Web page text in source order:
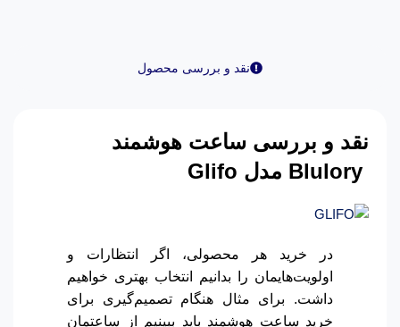
نقد و بررسی محصول
نقد و بررسی ساعت هوشمند
مدل Glifo
در خرید هر محصولی، اگر انتظارات و
اولویت‌هایمان را بدانیم انتخاب بهتری خواهیم
داشت. برای مثال هنگام تصمیم‌گیری برای
خرید ساعت هوشمند باید ببینیم از ساعتمان